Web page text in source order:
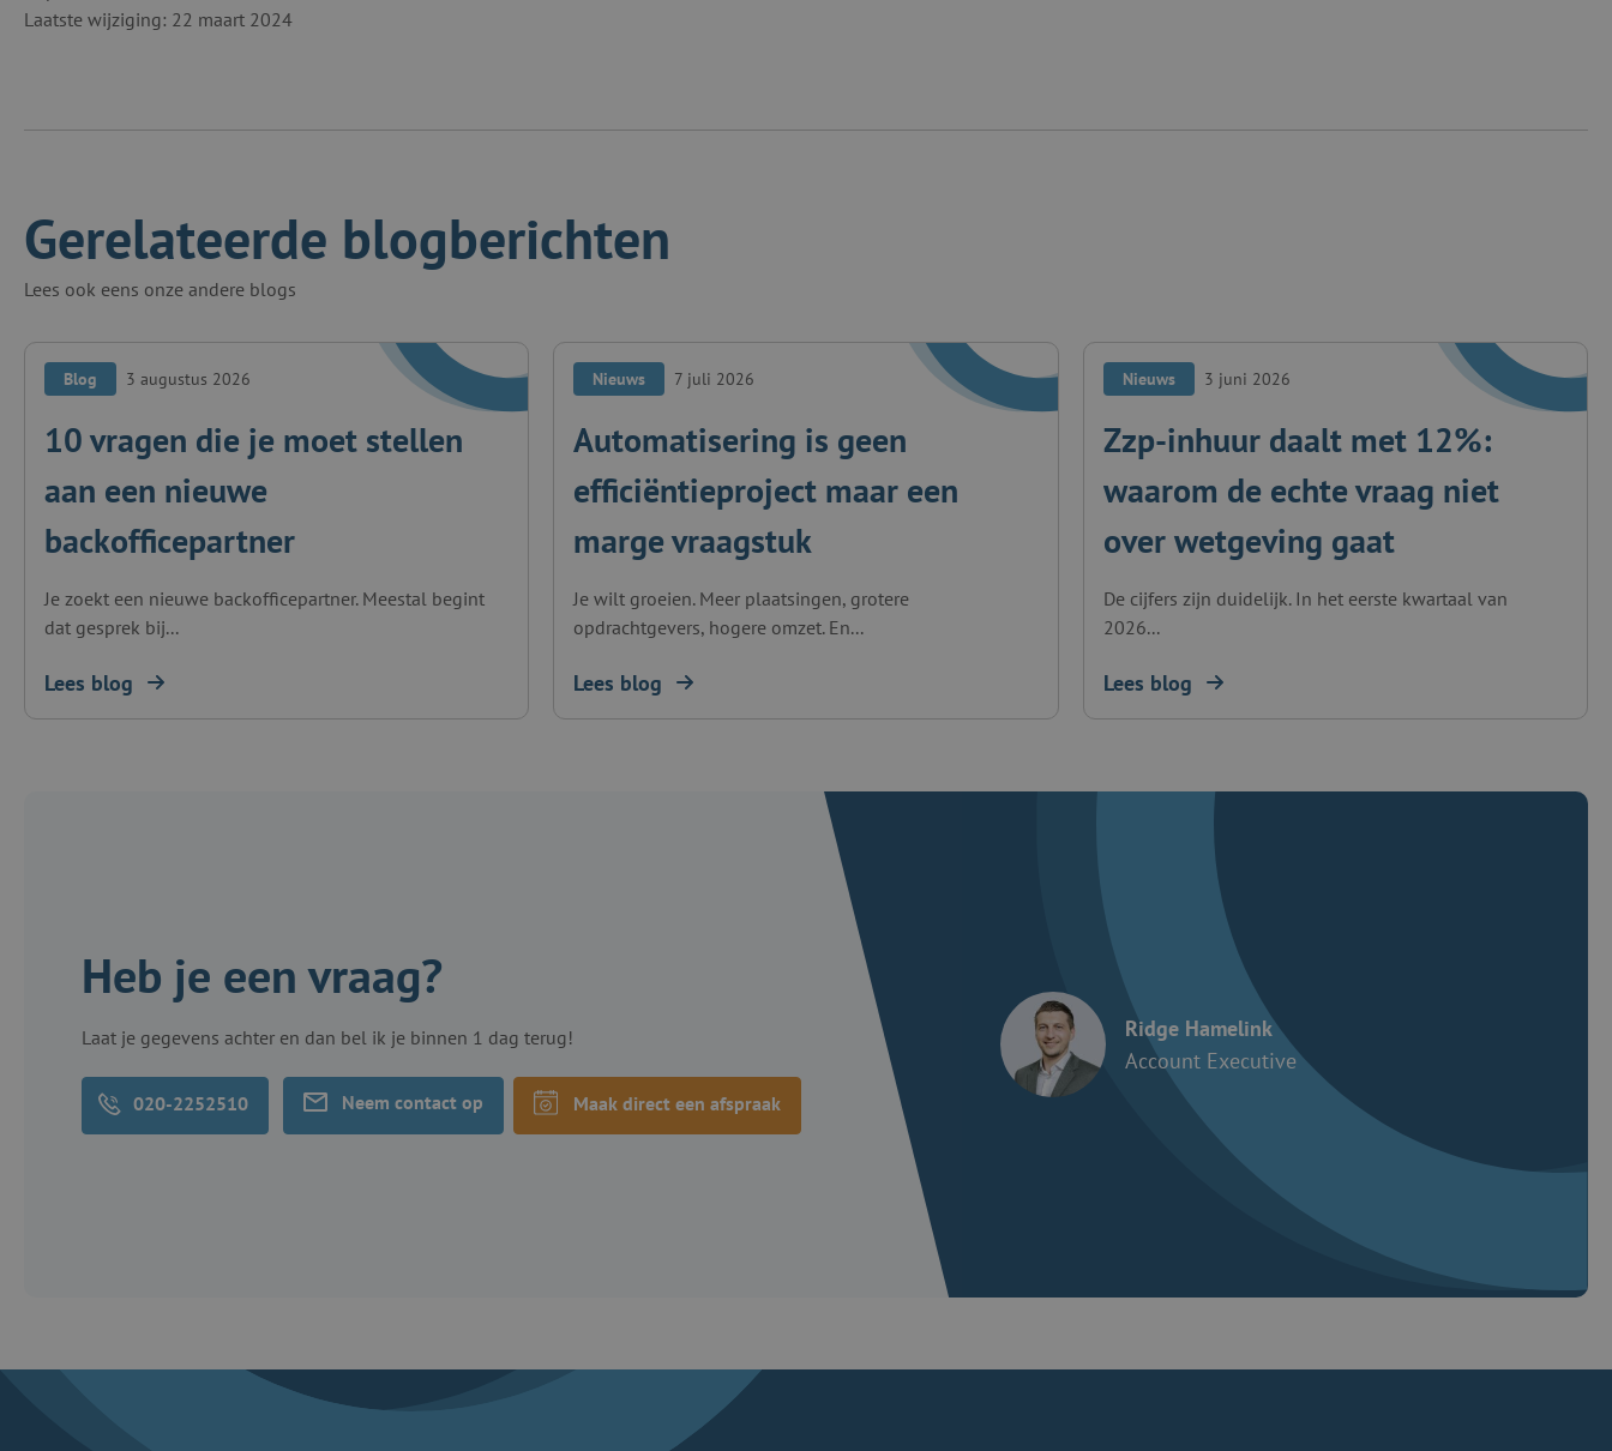
Laatste wijziging: 22 maart 2024
Gerelateerde blogberichten
Lees ook eens onze andere blogs
Blog 3 augustus 2026
10 vragen die je moet stellen
aan een nieuwe
backofficepartner
Je zoekt een nieuwe backofficepartner. Meestal begint
dat gesprek bij...
Lees blog
Nieuws 7 juli 2026
Automatisering is geen
efficiëntieproject maar een
marge vraagstuk
Je wilt groeien. Meer plaatsingen, grotere
opdrachtgevers, hogere omzet. En...
Lees blog
Nieuws 3 juni 2026
Zzp-inhuur daalt met 12%:
waarom de echte vraag niet
over wetgeving gaat
De cijfers zijn duidelijk. In het eerste kwartaal van
2026...
Lees blog
Heb je een vraag?
Laat je gegevens achter en dan bel ik je binnen 1 dag terug!
020-2252510 Neem contact op Maak direct een afspraak
Ridge Hamelink
Account Executive